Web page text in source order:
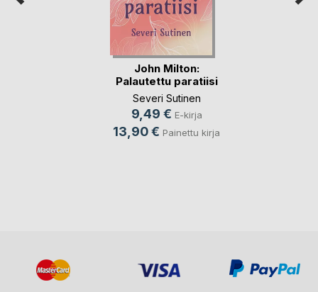
John Milton:
Palautettu paratiisi
Severi Sutinen
9,49 € E-kirja
13,90 € Painettu kirja